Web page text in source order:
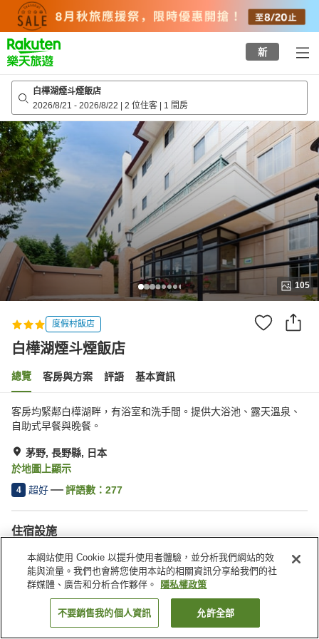
top
page
新
白樺湖煙斗煙飯店
2026/8/21 - 2026/8/22 | 2 位住客 | 1 間房
105
度假村飯店
白樺湖煙斗煙飯店
總覽 客房與方案 評語 基本資訊
客房均緊鄰白樺湖畔，有浴室和洗手間。提供大浴池、露天溫泉、
自助式早餐與晚餐。
茅野, 長野縣, 日本
於地圖上顯示
4 超好 評語數： 277
住宿設施
停車場
商店
露天浴池（溫泉）
付費洗衣房
找客房
本網站使用 Cookie 以提升使用者體驗，並分析我們網站的效
能與流量。我們也會將您使用本站的相關資訊分享給我們的社
群媒體、廣告和分析合作夥伴。
隱私權政策
不要銷售我的個人資訊 允許全部